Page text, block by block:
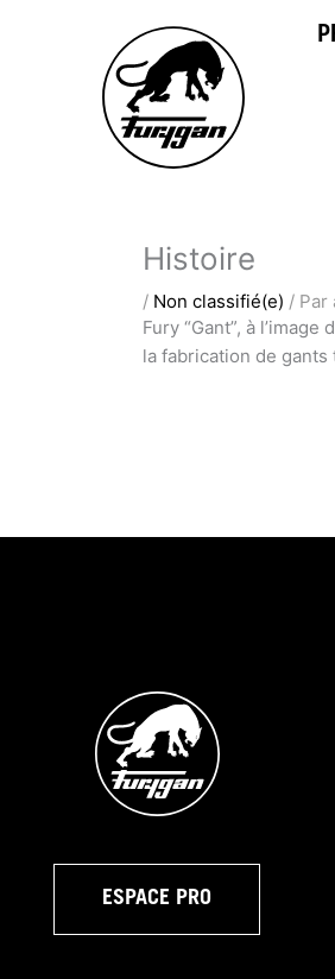
Histoire
/ Non classifié(e) / Par
Fury “Gant”, à
la fabrication de
ESPACE PRO